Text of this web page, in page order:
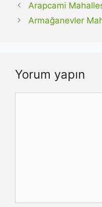
Arapcami
Armağanevler
Yorum yapın